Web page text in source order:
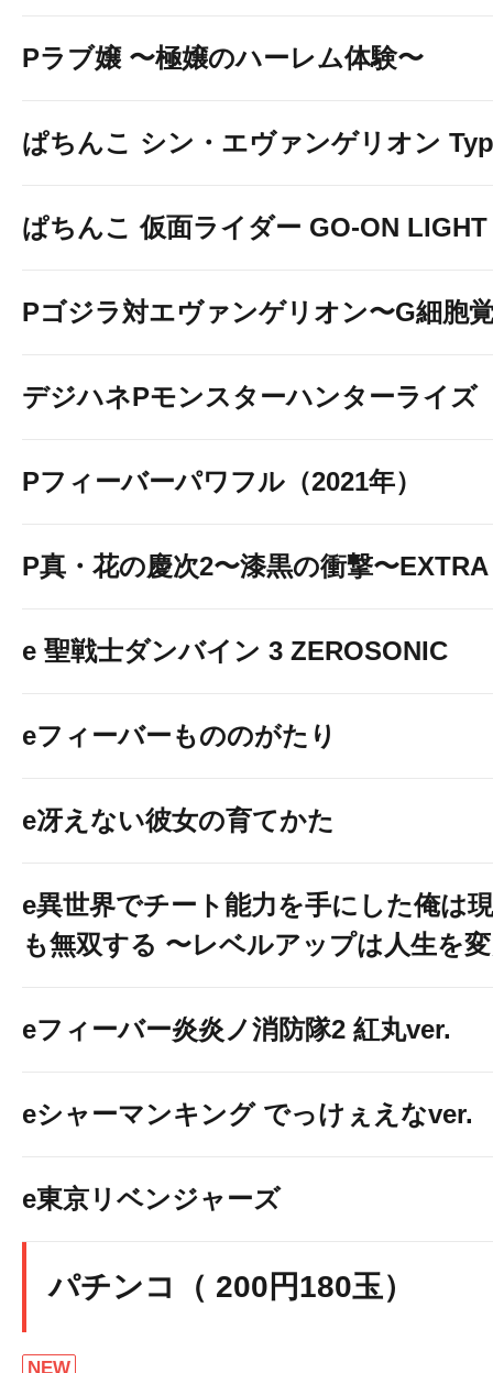
Pラブ嬢 〜極嬢のハーレム体験〜
ぱちんこ シン・エヴァンゲリオン
ぱちんこ 仮面ライダー GO-ON LIGHT
Pゴジラ対エヴァンゲリオン〜G細胞
デジハネPモンスターハンターライズ
Pフィーバーパワフル（2021年）
P真・花の慶次2〜漆黒の衝撃〜
e 聖戦士ダンバイン 3 ZEROSONIC
eフィーバーもののがたり
e冴えない彼女の育てかた
e異世界でチート能力を手にした俺は
も無双する 〜レベルアップは人生を
eフィーバー炎炎ノ消防隊2 紅丸ver.
eシャーマンキング でっけぇえなver.
e東京リベンジャーズ
パチンコ（ 200円180玉）
NEW